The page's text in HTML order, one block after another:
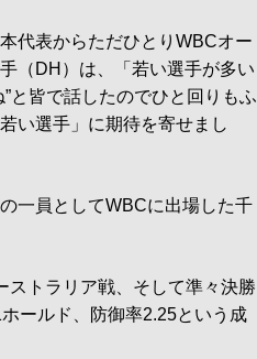
代表からただひとりWBCオー
（DH）は、「若い選手が多い
と皆で話したのでひと回りもふ
い選手」に期待を寄せまし
一員としてWBCに出場した千
トラリア戦、そして準々決勝
ールド、防御率2.25という成